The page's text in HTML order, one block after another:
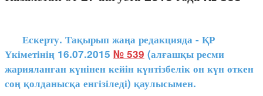
Ескерту. Тақырып жаңа редакцияда - ҚР
Үкіметінің 16.07.2015 № 539 (алғашқы ресми
жарияланған күнінен кейін күнтізбелік он күн өткен
соң қолданысқа енгізіледі) қаулысымен.